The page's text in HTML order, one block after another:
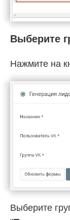
Выберите
Нажмите на
Выберите